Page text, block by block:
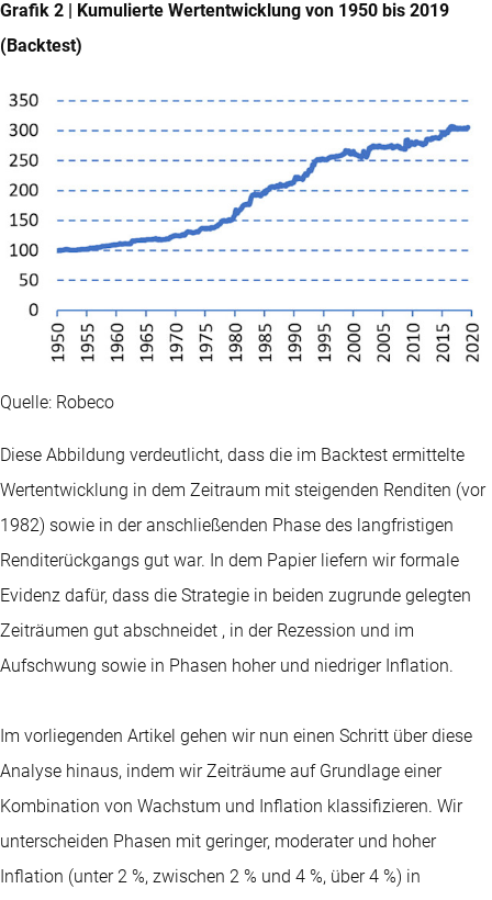
Grafik 2 | Kumulierte Wertentwicklung von 1950 bis 2019
(Backtest)
Quelle: Robeco
Diese Abbildung verdeutlicht, dass die im Backtest ermittelte
Wertentwicklung in dem Zeitraum mit steigenden Renditen (vor
1982) sowie in der anschließenden Phase des langfristigen
Renditerückgangs gut war. In dem Papier liefern wir formale
Evidenz dafür, dass die Strategie in beiden zugrunde gelegten
Zeiträumen gut abschneidet , in der Rezession und im
Aufschwung sowie in Phasen hoher und niedriger Inflation.
Im vorliegenden Artikel gehen wir nun einen Schritt über diese
Analyse hinaus, indem wir Zeiträume auf Grundlage einer
Kombination von Wachstum und Inflation klassifizieren. Wir
unterscheiden Phasen mit geringer, moderater und hoher
Inflation (unter 2 %, zwischen 2 % und 4 %, über 4 %) in